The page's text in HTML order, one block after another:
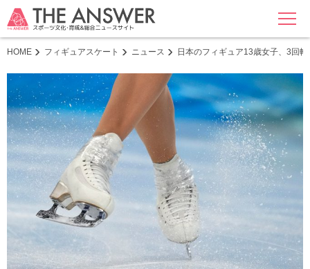
MENU
HOME フィギュアスケート ニュース 日本のフィギュア13歳女子、3回